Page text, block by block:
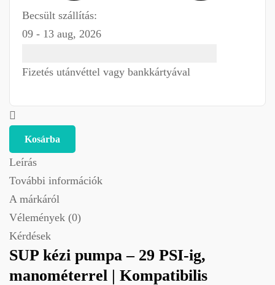
Becsült szállítás:
09 - 13 aug, 2026
Fizetés utánvéttel vagy bankkártyával
Kosárba
Leírás
További információk
A márkáról
Vélemények (0)
Kérdések
SUP kézi pumpa – 29 PSI-ig,
manométerrel | Kompatibilis